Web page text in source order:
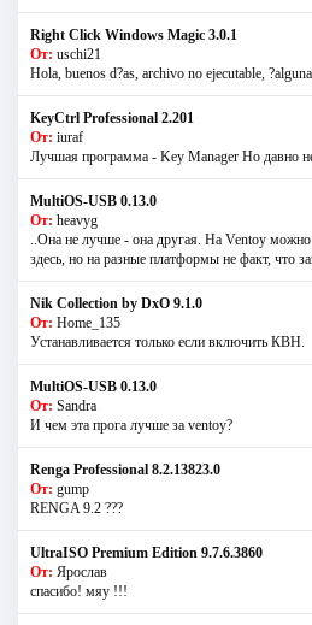
Right Click Windows Magic 3.0.1
От: uschi21
Hola, buenos d?as, archivo no ejecutable,
KeyCtrl Professional 2.201
От: iuraf
Лучшая программа - Key Manager Но давно не
MultiOS-USB 0.13.0
От: heavyg
..Она не лучше - она другая. На Ventoy
здесь, но на разные платформы не факт, что
Nik Collection by DxO 9.1.0
От: Home_135
Устанавливается только если включить КВН.
MultiOS-USB 0.13.0
От: Sandra
И чем эта прога лучше за ventoy?
Renga Professional 8.2.13823.0
От: gump
RENGA 9.2 ???
UltraISO Premium Edition 9.7.6.3860
От: Ярослав
спасибо! мяу !!!